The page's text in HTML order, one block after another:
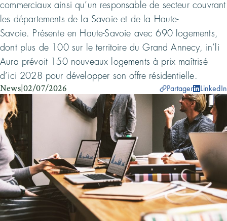
commerciaux ainsi qu’un responsable de secteur couvrant
les départements de la Savoie et de la Haute-
Savoie. Présente en Haute-Savoie avec 690 logements,
dont plus de 100 sur le territoire du Grand Annecy, in’li
Aura prévoit 150 nouveaux logements à prix maîtrisé
d’ici 2028 pour développer son offre résidentielle.
News|02/07/2026 Partager LinkedIn